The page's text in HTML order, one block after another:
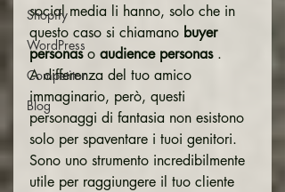
Shopify
WordPress
Competitor
Blog
social media li hanno, solo che in
questo caso si chiamano buyer
personas o audience personas .
A differenza del tuo amico
immaginario, però, questi
personaggi di fantasia non esistono
solo per spaventare i tuoi genitori.
Sono uno strumento incredibilmente
utile per raggiungere il tuo cliente